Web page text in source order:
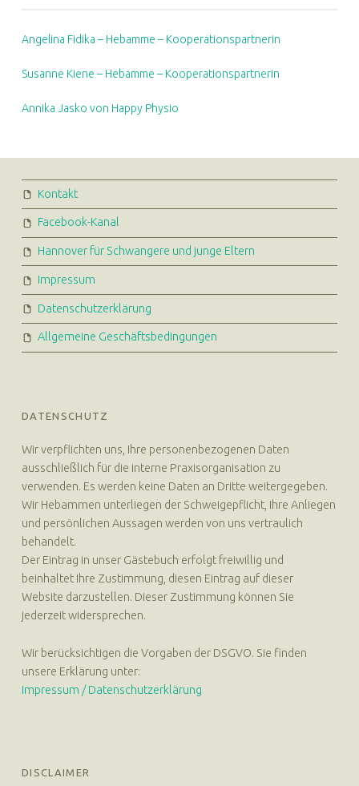
Angelina Fidika – Hebamme – Kooperationspartnerin
Susanne Kiene – Hebamme – Kooperationspartnerin
Annika Jasko von Happy Physio
FOOTER SIDEBAR
Kontakt
Facebook-Kanal
Hannover für Schwangere und junge Eltern
Impressum
Datenschutzerklärung
Allgemeine Geschäftsbedingungen
DATENSCHUTZ
Wir verpflichten uns, Ihre personenbezogenen Daten
ausschließlich für die interne Praxisorganisation zu
verwenden. Es werden keine Daten an Dritte weitergegeben.
Wir Hebammen unterliegen der Schweigepflicht, Ihre Anliegen
und persönlichen Aussagen werden von uns vertraulich
behandelt.
Der Eintrag in unser Gästebuch erfolgt freiwillig und
beinhaltet Ihre Zustimmung, diesen Eintrag auf dieser
Website darzustellen. Dieser Zustimmung können Sie
jederzeit widersprechen.
Wir berücksichtigen die Vorgaben der DSGVO. Sie finden
unsere Erklärung unter:
Impressum / Datenschutzerklärung
DISCLAIMER